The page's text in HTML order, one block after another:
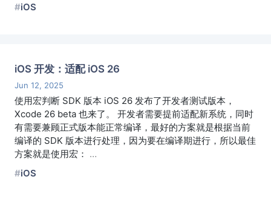
iOS
iOS 开发：适配 iOS 26
Jun 12, 2025
使用宏判断 SDK 版本 iOS 26 发布了开发者测试版本，
Xcode 26 beta 也来了。 开发者需要提前适配新系统，同时
有需要兼顾正式版本能正常编译，最好的方案就是根据当前
编译的 SDK 版本进行处理，因为要在编译期进行，所以最佳
方案就是使用宏： …
iOS